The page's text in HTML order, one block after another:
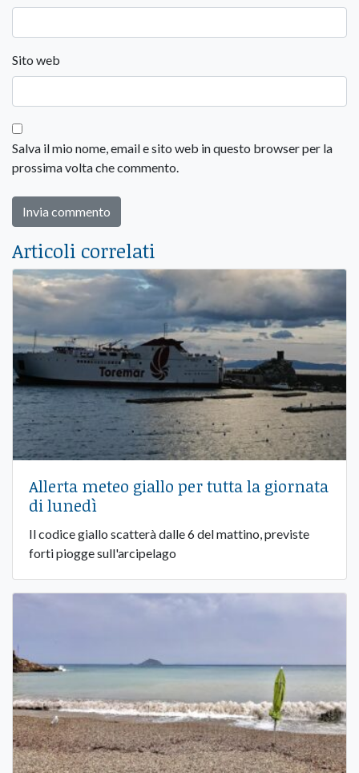
Sito web
Salva il mio nome, email e sito web in questo browser per la
prossima volta che commento.
Articoli correlati
Allerta meteo giallo per tutta la giornata
di lunedì
Il codice giallo scatterà dalle 6 del mattino, previste
forti piogge sull'arcipelago